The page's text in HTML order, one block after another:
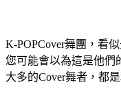
K-POPCover舞團，看
您可能會以為這是他們
大多的Cover舞者，都